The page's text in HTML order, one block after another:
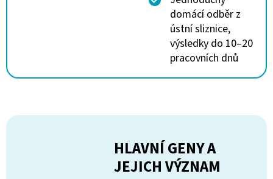
domácí odběr z
ústní sliznice,
výsledky do 10–20
pracovních dnů
HLAVNÍ GENY A
JEJICH VÝZNAM